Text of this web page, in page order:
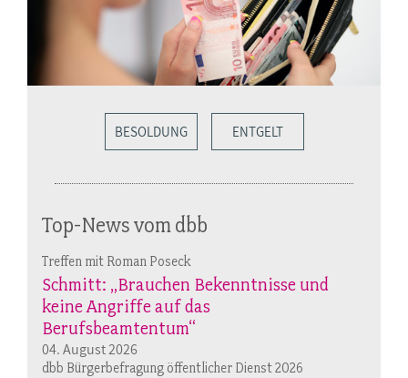
BESOLDUNG ENTGELT
Top-News vom dbb
Treffen mit Roman Poseck
Schmitt: „Brauchen Bekenntnisse und
keine Angriffe auf das
Berufsbeamtentum“
04. August 2026
dbb Bürgerbefragung öffentlicher Dienst 2026